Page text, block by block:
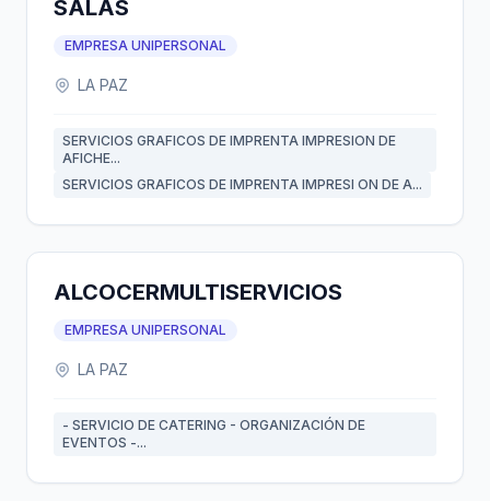
SALAS
EMPRESA UNIPERSONAL
LA PAZ
SERVICIOS GRAFICOS DE IMPRENTA IMPRESION DE
AFICHE...
SERVICIOS GRAFICOS DE IMPRENTA IMPRESI ON DE A...
ALCOCERMULTISERVICIOS
EMPRESA UNIPERSONAL
LA PAZ
- SERVICIO DE CATERING - ORGANIZACIÓN DE
EVENTOS -...